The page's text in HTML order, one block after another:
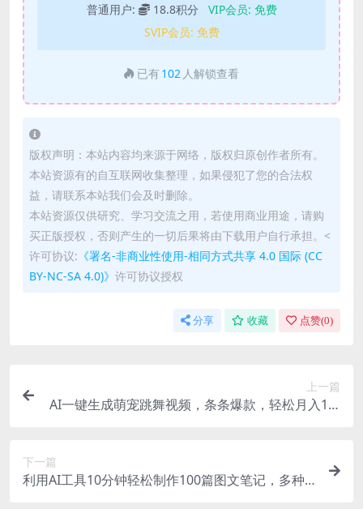
普通用户: 18.8积分 VIP会员: 免费
SVIP会员: 免费
已有 102 人解锁查看
版权声明：本站内容均来源于网络，版权归原创作者所有。
本站资源有的自互联网收集整理，如果侵犯了您的合法权
益，请联系本站我们会及时删除。
本站资源仅供研究、学习交流之用，若使用商业用途，请购
买正版授权，否则产生的一切后果将由下载用户自行承担。<
许可协议: 《署名-非商业性使用-相同方式共享 4.0 国际 (CC
BY-NC-SA 4.0)》 许可协议授权
分享 收藏 点赞(0)
上一篇
AI一键生成萌宠跳舞视频，条条爆款，轻松月入1W
下一篇
利用AI工具10分钟轻松制作100篇图文笔记，多种